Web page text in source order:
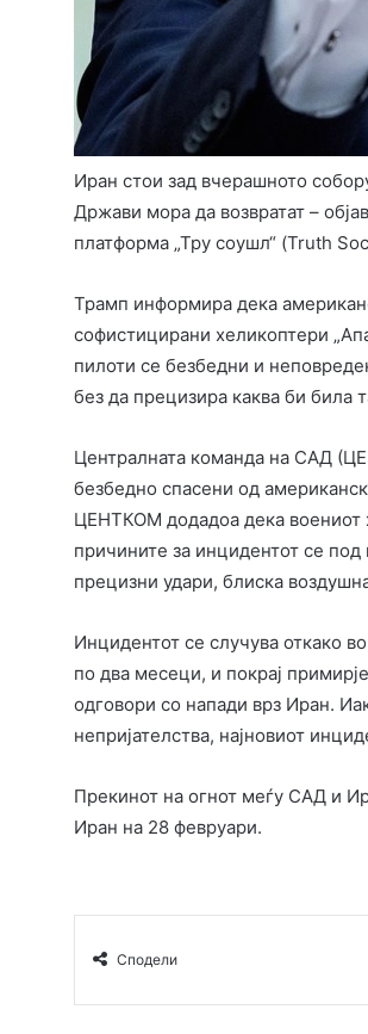
Иран стои зад вчерашното
Држави мора да возвратат –
платформа „Тру соушл“ (Truth
Трамп информира дека
софистицирани хеликоптери
пилоти се безбедни и
без да прецизира каква би била
Централната команда на САД
безбедно спасени од
ЦЕНТКОМ додадоа дека воениот
причините за инцидентот се под
прецизни удари, блиска
Инцидентот се случува откако
по два месеци, и покрај
одговори со напади врз Иран.
непријателства, најновиот
Прекинот на огнот меѓу САД и
Иран на 28 февруари.
Сподели